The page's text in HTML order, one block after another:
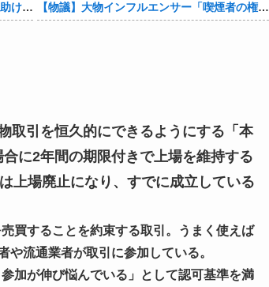
【話しても何もしてくれない・具体的に助けてくれない】大人に失望感 トー横に集まる若者 【物議】大物インフルエンサー「喫煙者の権利がマジで侵害されてる。いくら税金払ってるんだ」他
取引を恒久的にできるようにする「本
に2年間の期限付きで上場を維持する
上場廃止になり、すでに成立している
買することを約束する取引。うまく使えば
流通業者が取引に参加している。
加が伸び悩んでいる」として認可基準を満